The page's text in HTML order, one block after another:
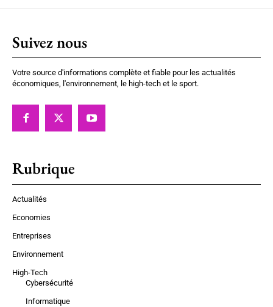
Suivez nous
Votre source d'informations complète et fiable pour les actualités
économiques, l'environnement, le high-tech et le sport.
Rubrique
Actualités
Economies
Entreprises
Environnement
High-Tech
Cybersécurité
Informatique